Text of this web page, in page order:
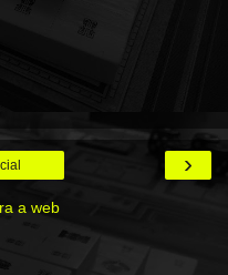
›
a web